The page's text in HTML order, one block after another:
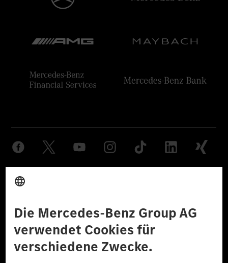
© 2026 Mercedes-Benz Group AG. Alle Rechte vorbehalten.